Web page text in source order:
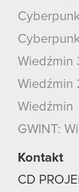
Wiedźmin
Wiedźmin
Wiedźmin
GWINT:
Kontakt
CD